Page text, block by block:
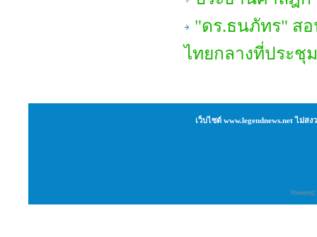
"ดร.ธนภัทร" สอ
ไทยกลางที่ประชุ
เว็บไซต์ www.legendnews.net ไม่